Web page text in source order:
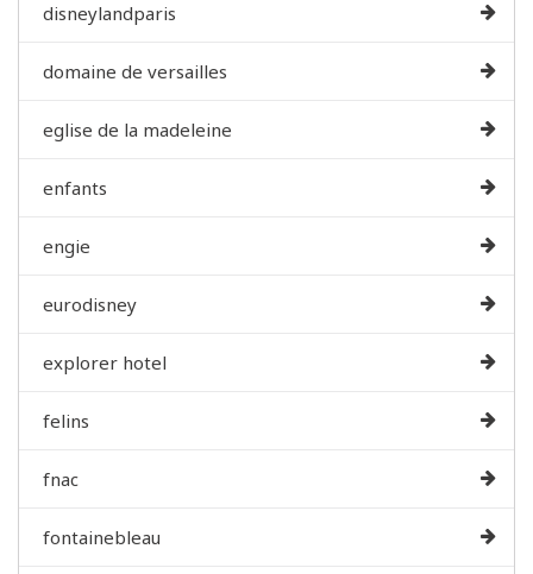
disneylandparis
domaine de versailles
eglise de la madeleine
enfants
engie
eurodisney
explorer hotel
felins
fnac
fontainebleau